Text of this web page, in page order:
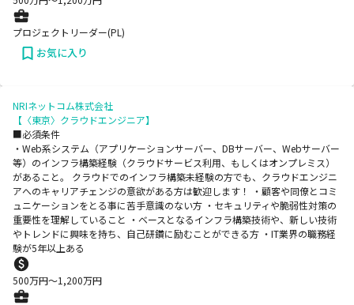
プロジェクトリーダー(PL)
お気に入り
NRIネットコム株式会社
【〈東京〉クラウドエンジニア】
■必須条件
・Web系システム（アプリケーションサーバー、DBサーバー、Webサーバー
等）のインフラ構築経験（クラウドサービス利用、もしくはオンプレミス）
があること。 クラウドでのインフラ構築未経験の方でも、クラウドエンジニ
アへのキャリアチェンジの意欲がある方は歓迎します！ ・顧客や同僚とコミ
ュニケーションをとる事に苦手意識のない方 ・セキュリティや脆弱性対策の
重要性を理解していること ・ベースとなるインフラ構築技術や、新しい技術
やトレンドに興味を持ち、自己研鑽に励むことができる方 ・IT業界の職務経
験が5年以上ある
500万円〜1,200万円